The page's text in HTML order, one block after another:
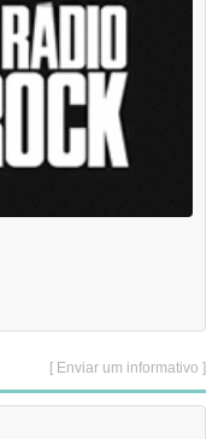
[ Enviar um informativo ]